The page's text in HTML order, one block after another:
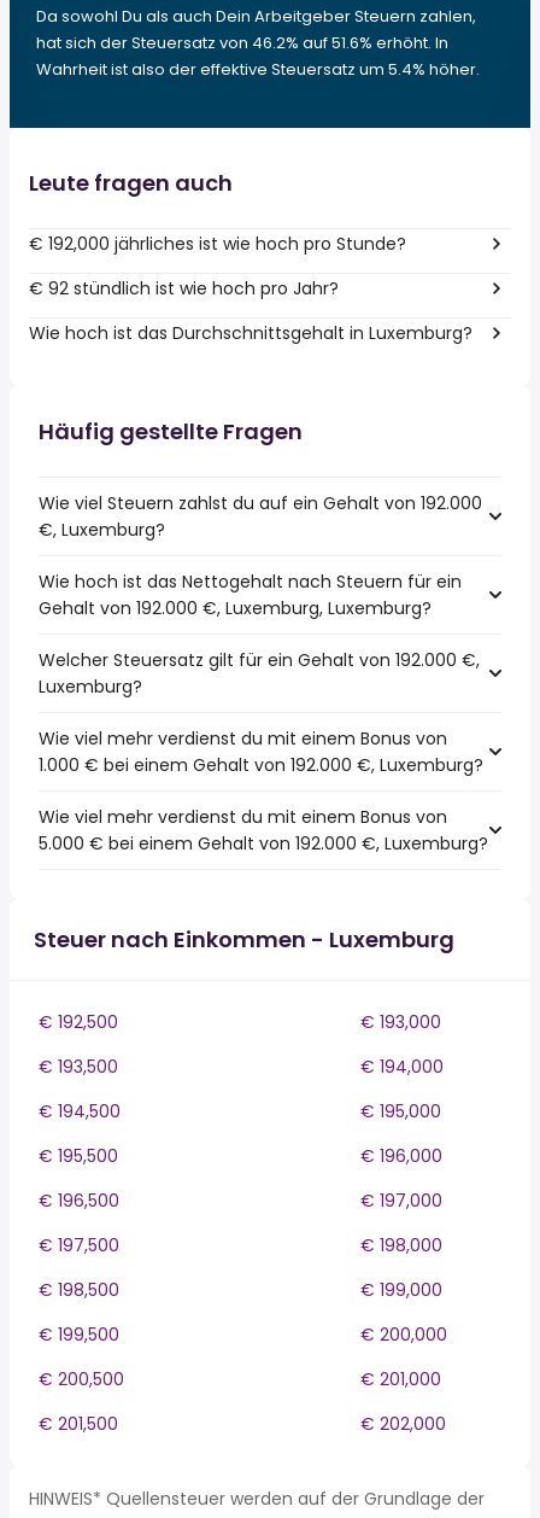
Da sowohl Du als auch Dein Arbeitgeber Steuern zahlen,
hat sich der Steuersatz von 46.2% auf 51.6% erhöht. In
Wahrheit ist also der effektive Steuersatz um 5.4% höher.
Leute fragen auch
€ 192,000 jährliches ist wie hoch pro Stunde?
€ 92 stündlich ist wie hoch pro Jahr?
Wie hoch ist das Durchschnittsgehalt in Luxemburg?
Häufig gestellte Fragen
Wie viel Steuern zahlst du auf ein Gehalt von 192.000
€, Luxemburg?
Wie hoch ist das Nettogehalt nach Steuern für ein
Gehalt von 192.000 €, Luxemburg, Luxemburg?
Welcher Steuersatz gilt für ein Gehalt von 192.000 €,
Luxemburg?
Wie viel mehr verdienst du mit einem Bonus von
1.000 € bei einem Gehalt von 192.000 €, Luxemburg?
Wie viel mehr verdienst du mit einem Bonus von
5.000 € bei einem Gehalt von 192.000 €, Luxemburg?
Steuer nach Einkommen - Luxemburg
€ 192,500
€ 193,000
€ 193,500
€ 194,000
€ 194,500
€ 195,000
€ 195,500
€ 196,000
€ 196,500
€ 197,000
€ 197,500
€ 198,000
€ 198,500
€ 199,000
€ 199,500
€ 200,000
€ 200,500
€ 201,000
€ 201,500
€ 202,000
HINWEIS* Quellensteuer werden auf der Grundlage der